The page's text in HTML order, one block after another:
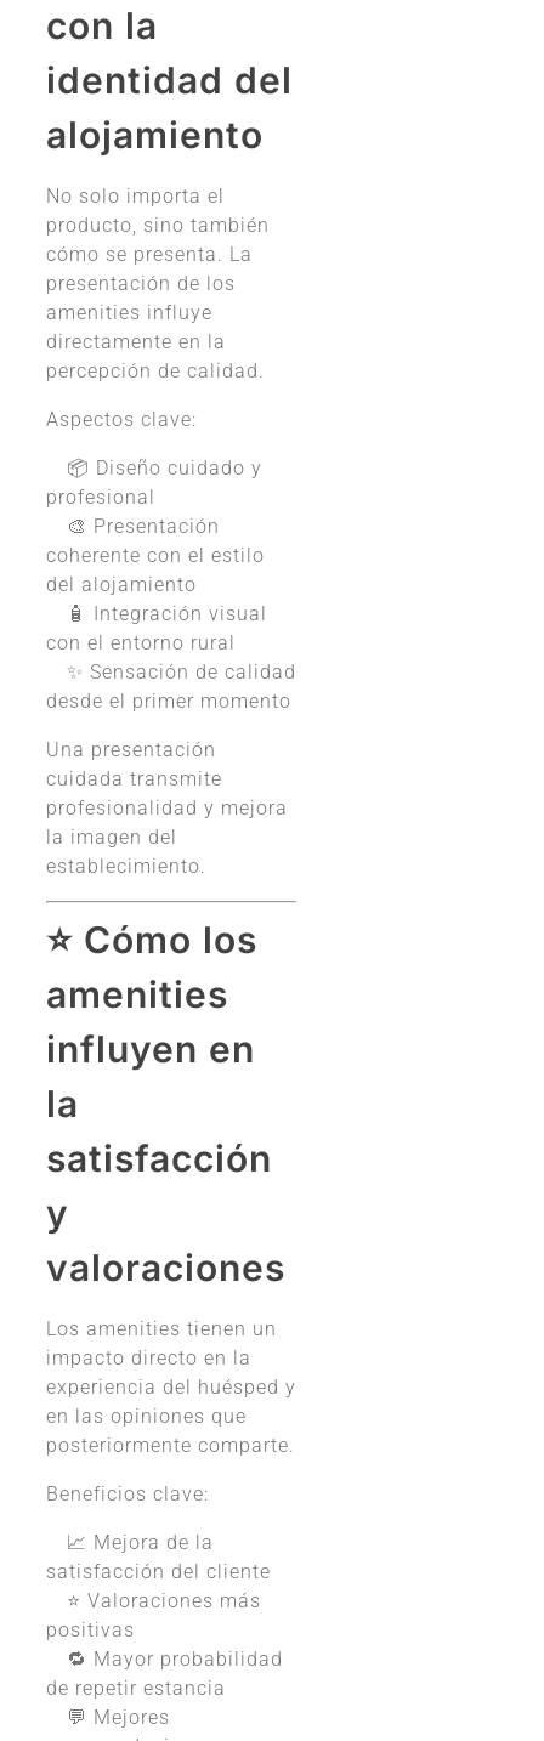
con la
identidad del
alojamiento
No solo importa el
producto, sino también
cómo se presenta. La
presentación de los
amenities influye
directamente en la
percepción de calidad.
Aspectos clave:
📦 Diseño cuidado y
profesional
🎨 Presentación
coherente con el estilo
del alojamiento
🧴 Integración visual
con el entorno rural
✨ Sensación de calidad
desde el primer momento
Una presentación
cuidada transmite
profesionalidad y mejora
la imagen del
establecimiento.
⭐ Cómo los
amenities
influyen en
la
satisfacción
y
valoraciones
Los amenities tienen un
impacto directo en la
experiencia del huésped y
en las opiniones que
posteriormente comparte.
Beneficios clave:
📈 Mejora de la
satisfacción del cliente
⭐ Valoraciones más
positivas
🔁 Mayor probabilidad
de repetir estancia
💬 Mejores